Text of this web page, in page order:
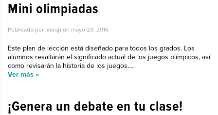
Mini olimpiadas
Publicado por laurap on mayo 23, 2016
Este plan de lección está diseñado para todos los grados. Los
alumnos resaltarán el significado actual de los juegos olímpicos, así
como revisarán la historia de los juegos....
Ver más »
¡Genera un debate en tu clase!